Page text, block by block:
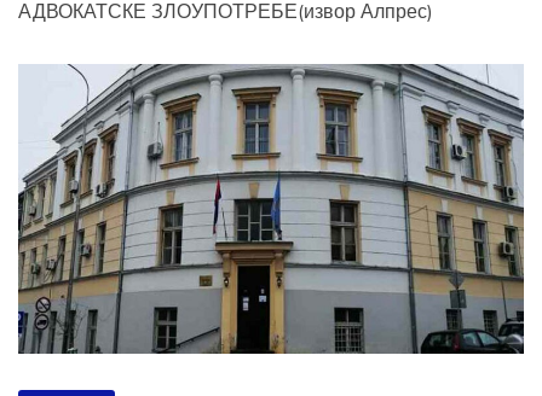
АДВОКАТСКЕ ЗЛОУПОТРЕБЕ(извор Алпрес)